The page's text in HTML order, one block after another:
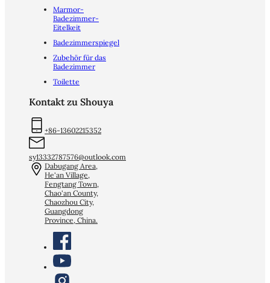
Marmor-
Badezimmer-
Eitelkeit
Badezimmerspiegel
Zubehör für das
Badezimmer
Toilette
Kontakt zu Shouya
+86-13602215352
sy13332787576@outlook.com
Dabugang Area,
He'an Village,
Fengtang Town,
Chao'an County,
Chaozhou City,
Guangdong
Province, China.